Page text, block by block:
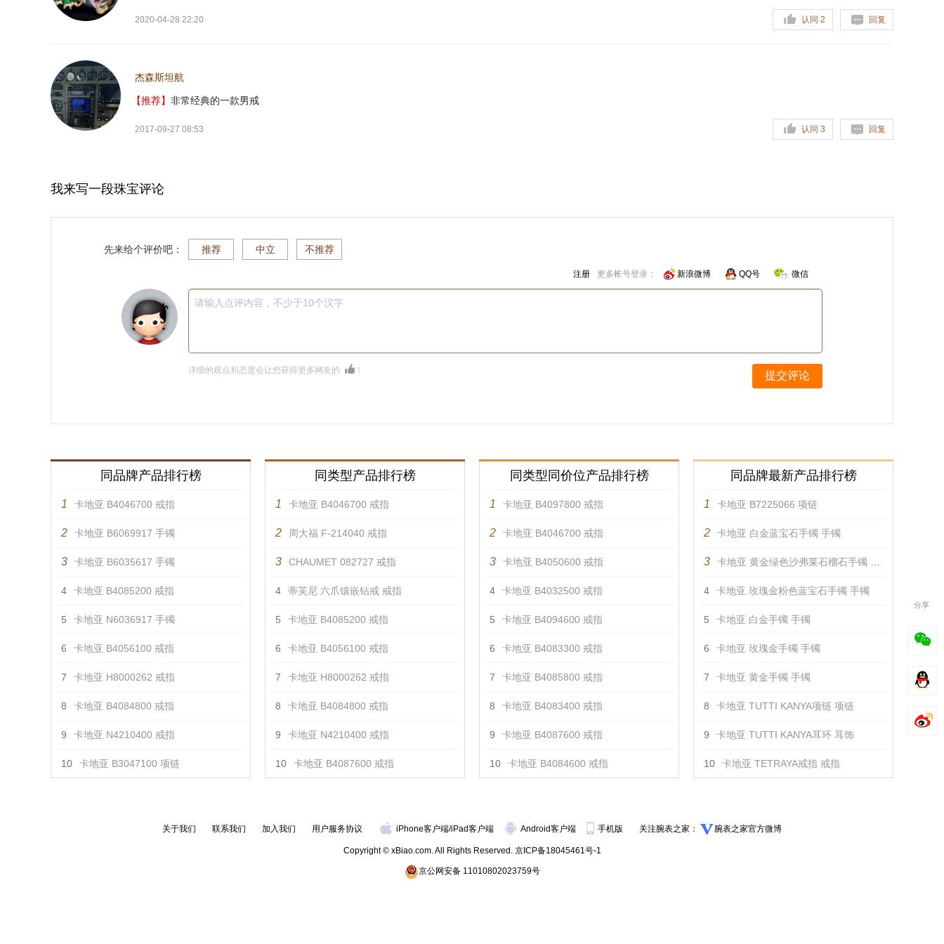
2020-04-28 22:20 认同 2 回复
杰森斯坦航
【推荐】 非常经典的一款男戒
2017-09-27 08:53 认同 3 回复
我来写一段珠宝评论
先来给个评价吧： 推荐 中立 不推荐
注册 更多帐号登录： 新浪微博 QQ号 微信
请输入点评内容，不少于10个汉字
详细的观点和态度会让您获得更多网友的 ！ 提交评论
同品牌产品排行榜
1 卡地亚 B4046700 戒指
2 卡地亚 B6069917 手镯
3 卡地亚 B6035617 手镯
4 卡地亚 B4085200 戒指
5 卡地亚 N6036917 手镯
6 卡地亚 B4056100 戒指
7 卡地亚 H8000262 戒指
8 卡地亚 B4084800 戒指
9 卡地亚 N4210400 戒指
10 卡地亚 B3047100 项链
同类型产品排行榜
1 卡地亚 B4046700 戒指
2 周大福 F-214040 戒指
3 CHAUMET 082727 戒指
4 蒂芙尼 六爪镶嵌钻戒 戒指
5 卡地亚 B4085200 戒指
6 卡地亚 B4056100 戒指
7 卡地亚 H8000262 戒指
8 卡地亚 B4084800 戒指
9 卡地亚 N4210400 戒指
10 卡地亚 B4087600 戒指
同类型同价位产品排行榜
1 卡地亚 B4097800 戒指
2 卡地亚 B4046700 戒指
3 卡地亚 B4050600 戒指
4 卡地亚 B4032500 戒指
5 卡地亚 B4094600 戒指
6 卡地亚 B4083300 戒指
7 卡地亚 B4085800 戒指
8 卡地亚 B4083400 戒指
9 卡地亚 B4087600 戒指
10 卡地亚 B4084600 戒指
同品牌最新产品排行榜
1 卡地亚 B7225066 项链
2 卡地亚 白金蓝宝石手镯 手镯
3 卡地亚 黄金绿色沙弗莱石榴石手镯 手镯
4 卡地亚 玫瑰金粉色蓝宝石手镯 手镯
5 卡地亚 白金手镯 手镯
6 卡地亚 玫瑰金手镯 手镯
7 卡地亚 黄金手镯 手镯
8 卡地亚 TUTTI KANYA项链 项链
9 卡地亚 TUTTI KANYA耳环 耳饰
10 卡地亚 TETRAYA戒指 戒指
关于我们 联系我们 加入我们 用户服务协议 iPhone客户端/iPad客户端 Android客户端 手机版 关注腕表之家： 腕表之家官方微博
Copyright © xBiao.com. All Rights Reserved. 京ICP备18045461号-1
京公网安备 11010802023759号
分享